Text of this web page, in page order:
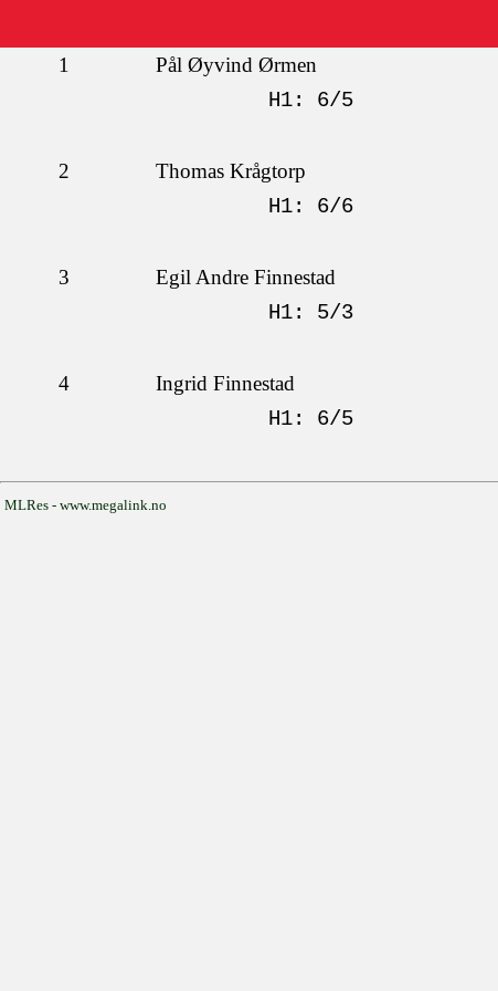
1 Pål Øyvind Ørmen
H1: 6/5
2
Thomas Krågtorp
H1: 6/6
3
Egil Andre Finnestad
H1: 5/3
4
Ingrid Finnestad
H1: 6/5
MLRes - www.megalink.no